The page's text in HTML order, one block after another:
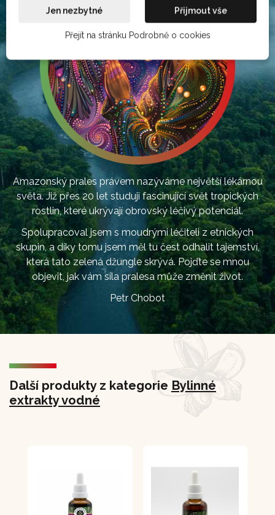
Amazonský prales právem nazýváme největší lékárnou
světa. Již přes 20 let studuji fascinující svět tropických
rostlin, které ukrývají obrovský léčivý potenciál.
Spolupracoval jsem s moudrými léčiteli z etnických
skupin, a díky tomu jsem měl tu čest odhalit tajemství,
která tato zelená džungle skrývá. Pojďte se mnou
objevit, jak vám síla pralesa může změnit život.
Petr Chobot
Další produkty z kategorie Bylinné
extrakty vodné
Jen nezbytné Přijmout vše
Přejít na stránku Podrobně o cookies